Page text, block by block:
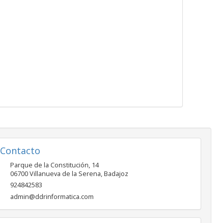
Contacto
Parque de la Constitución, 14
06700Villanueva de la Serena,Badajoz
924842583
admin@ddrinformatica.com